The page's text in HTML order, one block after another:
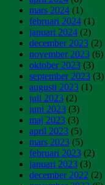
mars 2024 (1)
februari 2024 (1)
januari 2024 (2)
december 2023 (2)
november 2023 (6)
oktober 2023 (3)
september 2023 (3)
augusti 2023 (1)
juli 2023 (2)
juni 2023 (3)
maj 2023 (3)
april 2023 (5)
mars 2023 (5)
februari 2023 (2)
januari 2023 (3)
december 2022 (2)